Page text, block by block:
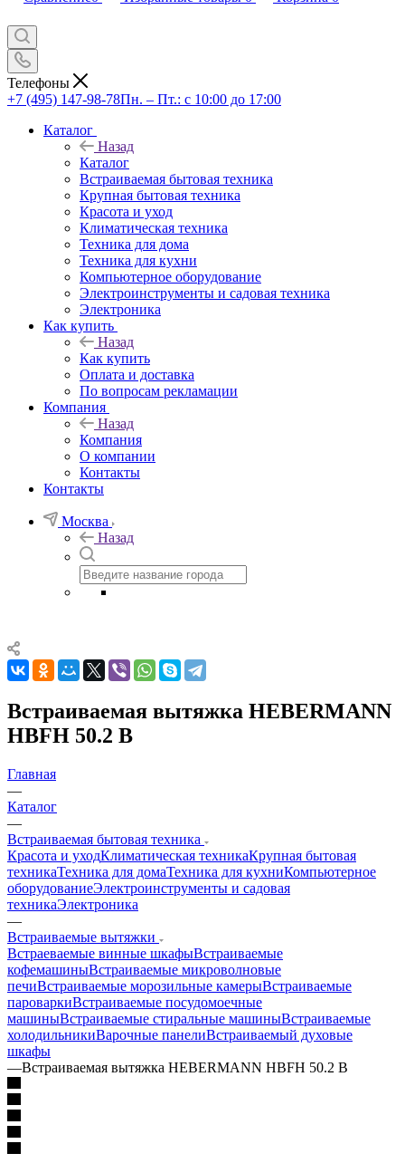
Телефоны
+7 (495) 147-98-78Пн. – Пт.: с 10:00 до 17:00
Каталог
Назад
Каталог
Встраиваемая бытовая техника
Крупная бытовая техника
Красота и уход
Климатическая техника
Техника для дома
Техника для кухни
Компьютерное оборудование
Электроинструменты и садовая техника
Электроника
Как купить
Назад
Как купить
Оплата и доставка
По вопросам рекламации
Компания
Назад
Компания
О компании
Контакты
Контакты
Москва
Назад
Встраиваемая вытяжка HEBERMANN
HBFH 50.2 B
Главная
—
Каталог
—
Встраиваемая бытовая техника
Красота и уходКлиматическая техникаКрупная бытовая
техникаТехника для домаТехника для кухниКомпьютерное
оборудованиеЭлектроинструменты и садовая
техникаЭлектроника
—
Встраиваемые вытяжки
Встраеваемые винные шкафыВстраиваемые
кофемашиныВстраиваемые микроволновые
печиВстраиваемые морозильные камерыВстраиваемые
пароваркиВстраиваемые посудомоечные
машиныВстраиваемые стиральные машиныВстраиваемые
холодильникиВарочные панелиВстраиваемый духовые
шкафы
—Встраиваемая вытяжка HEBERMANN HBFH 50.2 B